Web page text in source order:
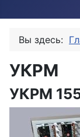
Вы здесь:
УКРМ
УКРМ